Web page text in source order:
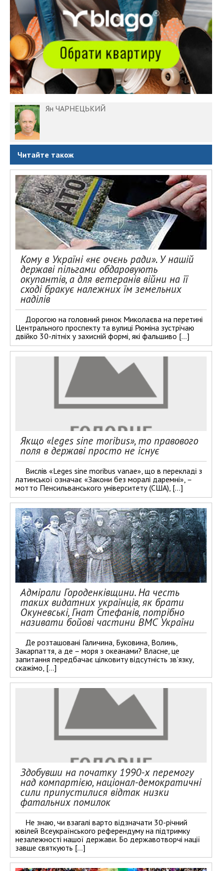
Ян ЧАРНЕЦЬКИЙ
Читайте також
Кому в Україні «нє очєнь ради». У нашій
державі пільгами обдаровують
окупантів, а для ветеранів війни на її
сході бракує належних їм земельних
наділів
Дорогою на головний ринок Миколаєва на перетині
Центрального проспекту та вулиці Рюміна зустрічаю
двійко 30-літніх у захисній формі, які фальшиво […]
Якщо «leges sine moribus», то правового
поля в державі просто не існує
Вислів «Leges sine moribus vanae», що в перекладі з
латинської означає «Закони без моралі даремні», –
мотто Пенсильванського університету (США), […]
Адмірали Городенківщини. На честь
таких видатних українців, як брати
Окуневські, Гнат Стефанів, потрібно
називати бойові частини ВМС України
Де розташовані Галичина, Буковина, Волинь,
Закарпаття, а де – моря з океанами? Власне, це
запитання передбачає цілковиту відсутність зв’язку,
скажімо, […]
Здобувши на початку 1990-х перемогу
над компартією, націонал-демократичні
сили припустилися відтак низки
фатальних помилок
Не знаю, чи взагалі варто відзначати 30-річний
ювілей Всеукраїнського референдуму на підтримку
незалежності нашої держави. Бо державотворчі нації
завше святкують […]